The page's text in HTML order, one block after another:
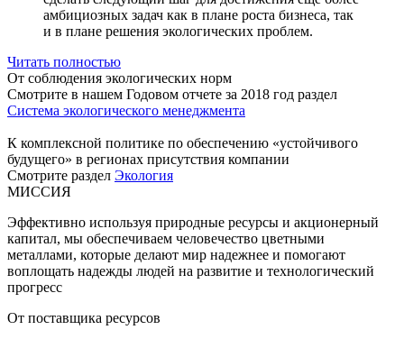
амбициозных задач как в плане роста бизнеса, так
и в плане решения экологических проблем.
Читать полностью
От соблюдения экологических норм
Смотрите в нашем Годовом отчете за 2018 год раздел
Система экологического менеджмента
К комплексной политике по обеспечению «устойчивого
будущего» в регионах присутствия компании
Смотрите раздел Экология
МИССИЯ
Эффективно используя природные ресурсы и акционерный
капитал, мы обеспечиваем человечество цветными
металлами, которые делают мир надежнее и помогают
воплощать надежды людей на развитие и технологический
прогресс
От поставщика ресурсов